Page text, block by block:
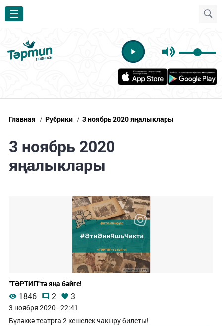
Главная / Рубрики / 3 ноябрь 2020 яңалыклары
3 ноябрь 2020
яңалыклары
"ТӘРТИП"тә яңа бәйге!
1846 2 3
3 ноября 2020 - 22:41
Бүләккә театрга 2 кешелек чакыру билеты!